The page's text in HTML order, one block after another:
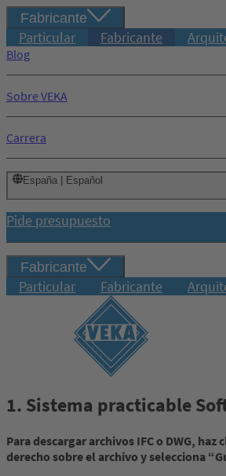
Fabricante
Particular Fabricante
Blog
Sobre VEKA
Carrera
España | Español
Pide presupuesto
Fabricante
Particular Fabricante
1. Sistema practicable
Para descargar archivos IFC o DWG, haz
derecho sobre el archivo y selecciona